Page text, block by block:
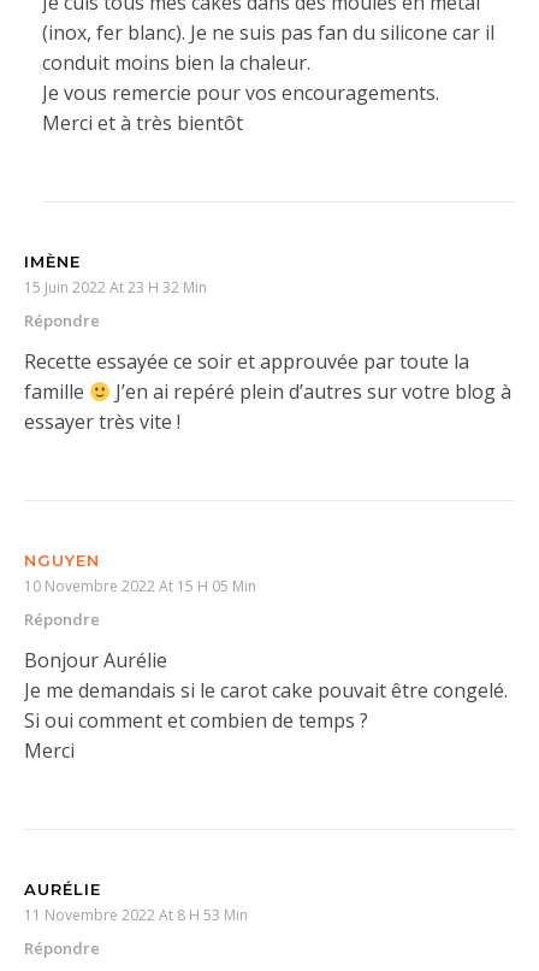
(inox, fer blanc). Je ne suis pas fan du silicone car il
conduit moins bien la chaleur.
Je vous remercie pour vos encouragements.
Merci et à très bientôt
IMÈNE
15 Juin 2022 At 23 H 32 Min
Répondre
Recette essayée ce soir et approuvée par toute la
famille
J’en ai repéré plein d’autres sur votre blog à
essayer très vite !
NGUYEN
10 Novembre 2022 At 15 H 05 Min
Répondre
Bonjour Aurélie
Je me demandais si le carot cake pouvait être congelé.
Si oui comment et combien de temps ?
Merci
AURÉLIE
11 Novembre 2022 At 8 H 53 Min
Répondre